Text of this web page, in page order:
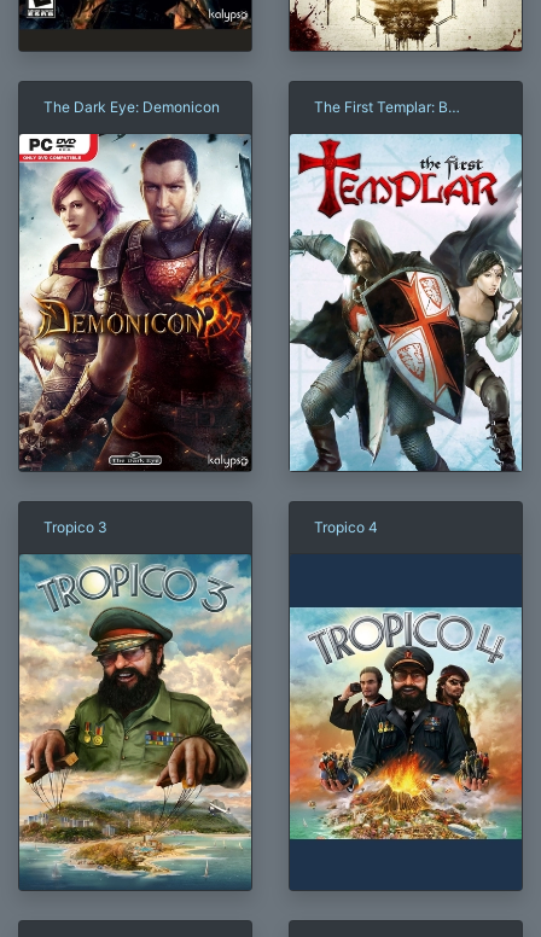
The Dark Eye: Demonicon
The First Templar: В
Tropico 3 Tropico 4